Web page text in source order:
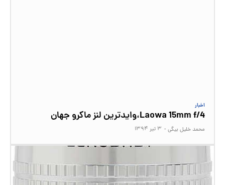
اخبار
Laowa 15mm f/4،وایدترین لنز ماکرو جهان
محمد خلیل بیگی - ۳ تیر ۱۳۹۴